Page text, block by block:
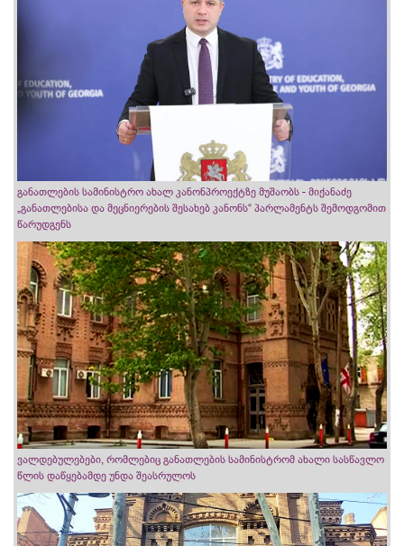
განათლების სამინისტრო ახალ კანონპროექტზე მუშაობს - მიქანაძე
„განათლებისა და მეცნიერების შესახებ კანონს“ პარლამენტს შემოდგომით
წარუდგენს
ვალდებულებები, რომლებიც განათლების სამინისტრომ ახალი სასწავლო
წლის დაწყებამდე უნდა შეასრულოს